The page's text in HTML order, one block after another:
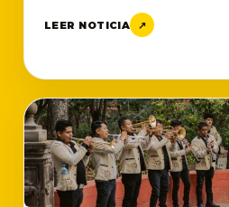
LEER NOTICIA ↗